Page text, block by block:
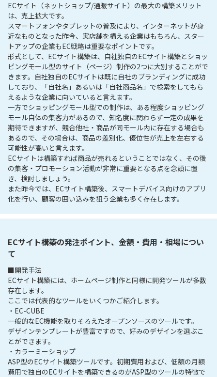
ECサイト（ネットショップ/通販サイト）の最大の構築メリット
は、売上拡大です。
スマートフォンやタブレットの普及により、インターネットが身
近なものとなった昨今、実店舗を構える企業はもちろん、スター
トアップの企業もEC戦略は重要なポイントです。
形式として、ECサイト構築は、自社独自のECサイト構築とショッ
ピングモール型のサイト（ページ）制作の2つに大別することがで
きます。自社独自のECサイトは既に自社のブランディングに成功
しており、「自社名」あるいは「自社商品名」で検索をしてもら
えるような企業に向いていると言えます。
一方でショッピングモール型での制作は、ある程度ショッピング
モール自体の集客力があるので、知名度に関わらず一定の成果を
期待できますが、競合他社・商品が同モール内に存在する場合も
あるので、その場合は、商品の差別化、優位性が売上を左右する
可能性が高いと言えます。
ECサイトは構築すれば商品が売れるということではなく、その後
の集客・プロモーション活動が非常に重要となる点を念頭に置
き、検討しましょう。
また昨今では、ECサイト構築後、スマートデバイス向けのアプリ
化を行い、顧客の囲い込みを狙う企業も多く存在します。
ECサイト構築の発注ポイント、金額・費用・相場につい
て
■開発手法
ECサイト構築には、ホームページ制作と同様に開発ツールが多数
存在します。
ここでは代表的なツールをいくつかご紹介します。
・EC-CUBE
一般的なEC機能を取りそろえたオープンソースのツールです。
デザインテンプレートが豊富ですので、好みのデザインを選ぶこ
とができます。
・カラーミーショップ
ASP型のECサイト構築ツールです。初期費用および、低額の月額
費用で独自のECサイトを構築できるのがASP型のツールの特徴で